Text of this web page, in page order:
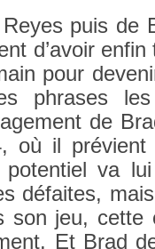
puis de
d’avoir
pour
phrases
de
où il
va
défaites,
son jeu, cette
Et Brad